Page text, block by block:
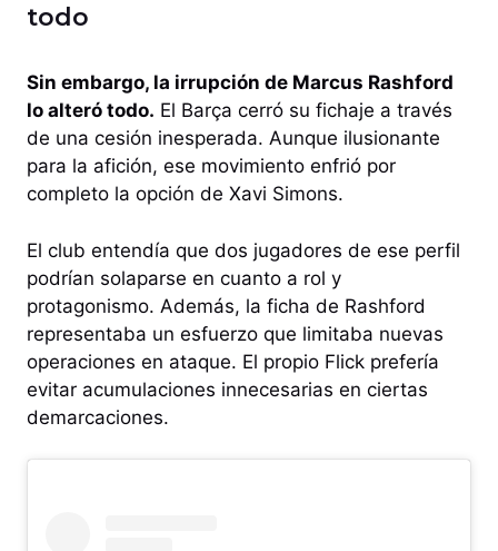
todo
Sin embargo, la irrupción de Marcus Rashford
lo alteró todo. El Barça cerró su fichaje a través
de una cesión inesperada. Aunque ilusionante
para la afición, ese movimiento enfrió por
completo la opción de Xavi Simons.
El club entendía que dos jugadores de ese perfil
podrían solaparse en cuanto a rol y
protagonismo. Además, la ficha de Rashford
representaba un esfuerzo que limitaba nuevas
operaciones en ataque. El propio Flick prefería
evitar acumulaciones innecesarias en ciertas
demarcaciones.